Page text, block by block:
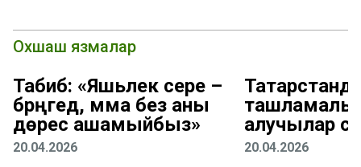
Охшаш язмалар
Табиб: «Яшьлек сере –
бәрәңгедә, әмма без аны
дөрес ашамыйбыз»
20.04.2026
ташламалы
алучылар
20.04.2026